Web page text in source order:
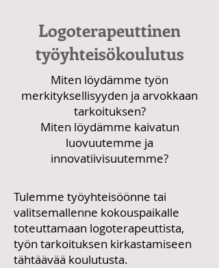
Logoterapeuttinen
työyhteisökoulutus
Miten löydämme työn
merkityksellisyyden ja arvokkaan
tarkoituksen?
Miten löydämme kaivatun
luovuutemme ja
innovatiivisuutemme?
Tulemme työyhteisöönne tai
valitsemallenne kokouspaikalle
toteuttamaan logoterapeuttista,
työn tarkoituksen kirkastamiseen
tähtäävää koulutusta.